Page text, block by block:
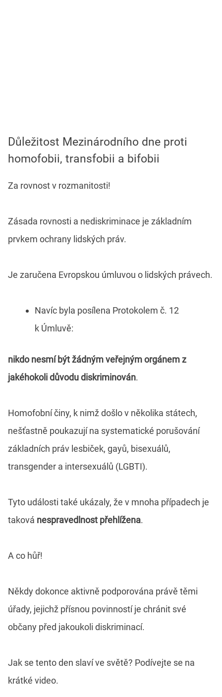
Důležitost Mezinárodního dne proti
homofobii, transfobii a bifobii
Za rovnost v rozmanitosti!
Zásada rovnosti a nediskriminace je základním
prvkem ochrany lidských práv.
Je zaručena Evropskou úmluvou o lidských právech.
Navíc byla posílena Protokolem č. 12
k Úmluvě:
nikdo nesmí být žádným veřejným orgánem z
jakéhokoli důvodu diskriminován.
Homofobní činy, k nimž došlo v několika státech,
nešťastně poukazují na systematické porušování
základních práv lesbiček, gayů, bisexuálů,
transgender a intersexuálů (LGBTI).
Tyto události také ukázaly, že v mnoha případech je
taková nespravedlnost přehlížena.
A co hůř!
Někdy dokonce aktivně podporována právě těmi
úřady, jejichž přísnou povinností je chránit své
občany před jakoukoli diskriminací.
Jak se tento den slaví ve světě? Podívejte se na
krátké video.